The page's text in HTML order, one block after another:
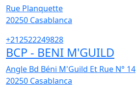
Rue Planquette
20250 Casablanca
+212522249828
BCP - BENI M'GUILD
Angle Bd Béni M'Guild Et Rue N° 14
20250 Casablanca